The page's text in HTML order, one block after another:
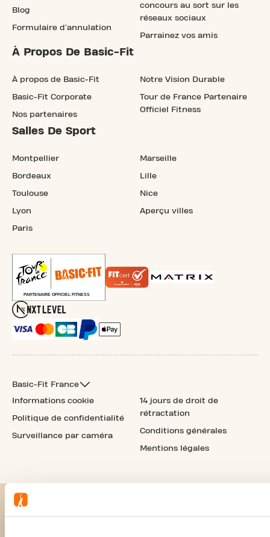
Blog
Formulaire d'annulation
concours au sort sur les
réseaux sociaux
Parrainez vos amis
À Propos De Basic-Fit
À propos de Basic-Fit
Basic-Fit Corporate
Nos partenaires
Notre Vision Durable
Tour de France Partenaire
Officiel Fitness
Salles De Sport
Montpellier
Bordeaux
Toulouse
Lyon
Paris
Marseille
Lille
Nice
Aperçu villes
Basic-Fit France
Informations cookie
Politique de confidentialité
Surveillance par caméra
14 jours de droit de
rétractation
Conditions générales
Mentions légales